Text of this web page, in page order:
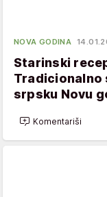
NOVA GODINA
Starinski
Tradicionalno
srpsku Novu
Komentariši